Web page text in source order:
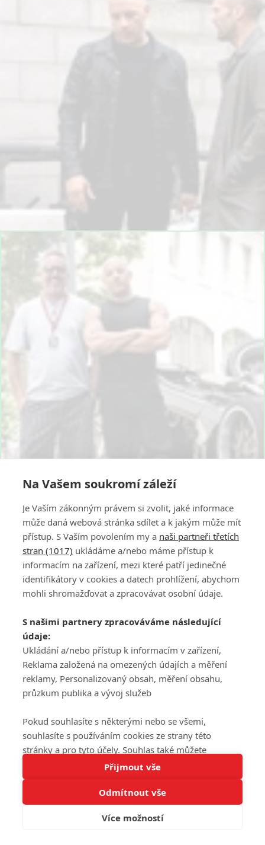
Tato stránka používá soubory cookies.
Rozumím
Na Vašem soukromí záleží
Je Vaším zákonným právem si zvolit, jaké informace
může daná webová stránka sdílet a k jakým může mít
přístup. S Vaším povolením my a naši partneři třetích
stran (1017) ukládáme a/nebo máme přístup k
informacím na zařízení, mezi které patří jedinečné
identifikátory v cookies a datech prohlížení, abychom
mohli shromažďovat a zpracovávat osobní údaje.
S našimi partnery zpracováváme následující
údaje:
Ukládání a/nebo přístup k informacím v zařízení,
Reklama založená na omezených údajích a měření
reklamy, Personalizovaný obsah, měření obsahu,
průzkum publika a vývoj služeb
Pokud souhlasíte s některými nebo se všemi,
souhlasíte s používáním cookies ze strany této
stránky a pro tyto účely. Souhlas také můžete
odmítnout, ale v takovém případě vám na stránce
nebudou k dispozici některé personalizované funkce.
Vaše volby souhlasu se budou vztahovat pouze na
tuto webovou stránku. Vaše nastavení a odvolání
souhlasu můžete kdykoli změnit na stránce s
Přijmout vše
Odmítnout vše
Více možností